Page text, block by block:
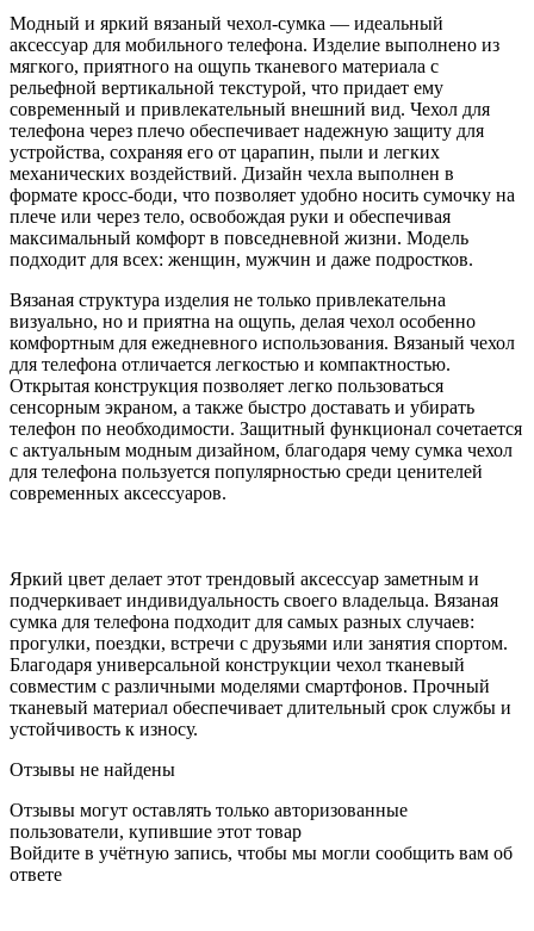
Модный и яркий вязаный чехол-сумка — идеальный
аксессуар для мобильного телефона. Изделие выполнено из
мягкого, приятного на ощупь тканевого материала с
рельефной вертикальной текстурой, что придает ему
современный и привлекательный внешний вид. Чехол для
телефона через плечо обеспечивает надежную защиту для
устройства, сохраняя его от царапин, пыли и легких
механических воздействий. Дизайн чехла выполнен в
формате кросс-боди, что позволяет удобно носить сумочку на
плече или через тело, освобождая руки и обеспечивая
максимальный комфорт в повседневной жизни. Модель
подходит для всех: женщин, мужчин и даже подростков.
Вязаная структура изделия не только привлекательна
визуально, но и приятна на ощупь, делая чехол особенно
комфортным для ежедневного использования. Вязаный чехол
для телефона отличается легкостью и компактностью.
Открытая конструкция позволяет легко пользоваться
сенсорным экраном, а также быстро доставать и убирать
телефон по необходимости. Защитный функционал сочетается
с актуальным модным дизайном, благодаря чему сумка чехол
для телефона пользуется популярностью среди ценителей
современных аксессуаров.
Яркий цвет делает этот трендовый аксессуар заметным и
подчеркивает индивидуальность своего владельца. Вязаная
сумка для телефона подходит для самых разных случаев:
прогулки, поездки, встречи с друзьями или занятия спортом.
Благодаря универсальной конструкции чехол тканевый
совместим с различными моделями смартфонов. Прочный
тканевый материал обеспечивает длительный срок службы и
устойчивость к износу.
Отзывы не найдены
Отзывы могут оставлять только авторизованные
пользователи, купившие этот товар
Войдите в учётную запись, чтобы мы могли сообщить вам об
ответе